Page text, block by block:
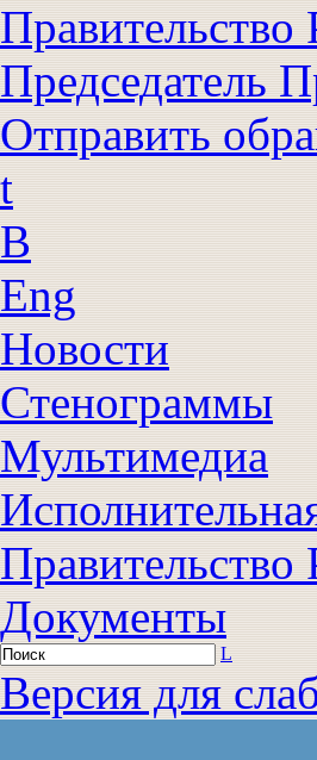
Правительство
Председатель
Отправить
t
B
Eng
Новости
Стенограммы
Мультимедиа
Правительство
Документы
L
Версия для